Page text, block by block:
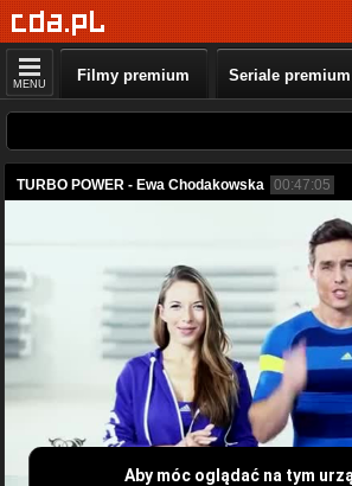
MENU Filmy premium Seriale premium
TURBO POWER - Ewa Chodakowska 00:47:05
Aby móc oglądać na tym